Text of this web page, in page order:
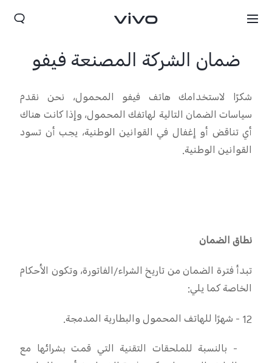
ضمان الشركة المصنعة فيفو
شكرًا لاستخدامك هاتف فيفو المحمول، نحن نقدم
سياسات الضمان التالية لهاتفك المحمول، وإذا كانت هناك
أي تناقض أو إغفال في القوانين الوطنية، يجب أن تسود
القوانين الوطنية.
نطاق الضمان
تبدأ فترة الضمان من تاريخ الشراء/الفاتورة، وتكون الأحكام
الخاصة كما يلي:
12 -
شهرًا للهاتف المحمول والبطارية المدمجة.
- بالنسبة للملحقات التقنية التي قمت بشرائها مع